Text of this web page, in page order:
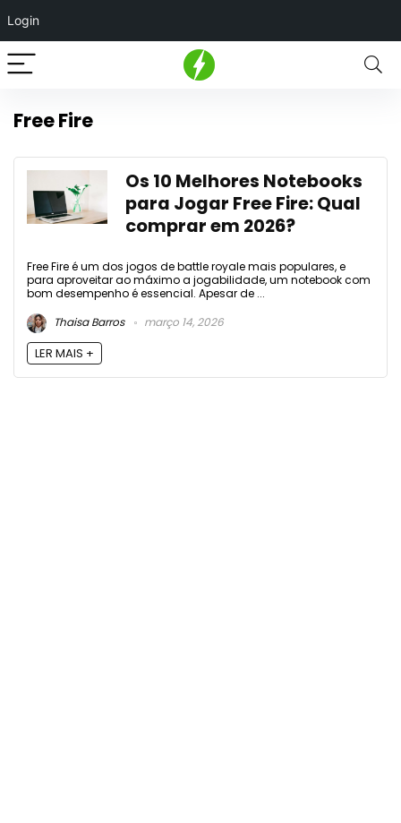
Login
Free Fire
Os 10 Melhores Notebooks
para Jogar Free Fire: Qual
comprar em 2026?
Free Fire é um dos jogos de battle royale mais populares, e
para aproveitar ao máximo a jogabilidade, um notebook com
bom desempenho é essencial. Apesar de ...
Thaisa Barros
março 14, 2026
LER MAIS +